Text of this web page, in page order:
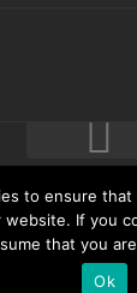
Verlag &
62 •
to ensure
website. If you
that you
Ok